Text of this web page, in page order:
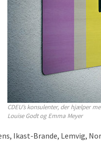
CDEU’s konsulenter, der hjælper
Louise Godt og Emma Meyer
Ikast-Brande, Lemvig,